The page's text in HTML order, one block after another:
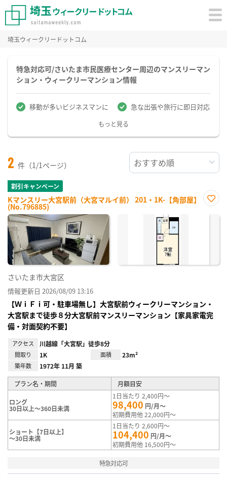
埼玉ウィークリードットコム
特急対応可/さいたま市民医療センター周辺のマンスリーマン
ション・ウィークリーマンション情報
移動が多いビジネスマンに 急な出張や旅行に即日対応
もっと見る
2 件（1/1ページ）
割引キャンペーン
Kマンスリー大宮駅前（大宮マルイ前） 201・1K-【角部屋】
(No.796885)
に入
さいたま市大宮区
情報更新日 2026/08/09 13:16
【ＷｉＦｉ可・駐車場無し】大宮駅前ウィークリーマンション・
大宮駅まで徒歩８分大宮駅前マンスリーマンション【家具家電完
備・対面契約不要】
アクセス 川越線「大宮駅」徒歩8分
間取り 1K 面積 23m²
築年数 1972年 11月 築
プラン名・期間 月額目安
ロング
30日以上～360日未満
1日当たり 2,400円～
98,400 円/月～
初期費用他 22,000円～
ショート【7日以上】
～30日未満
1日当たり 2,600円～
104,400 円/月～
初期費用他 16,500円～
特急対応可